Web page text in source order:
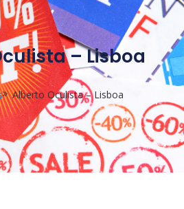
– Lisboa
Alberto Oculista – Lisboa